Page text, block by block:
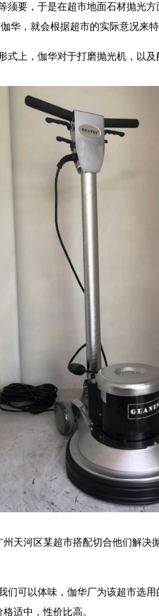
须要，于是在超市地面石材抛光
华，就会根据超市的实际意况来
式上，伽华对于打磨抛光机，以及
天河区某超市搭配切合他们解决
们可以体味，伽华厂为该超市选
适中，性价比高。